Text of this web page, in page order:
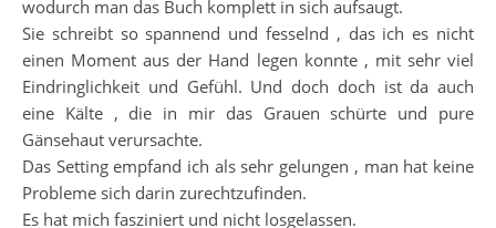
wodurch man das Buch komplett in sich aufsaugt.
Sie schreibt so spannend und fesselnd , das ich es nicht
einen Moment aus der Hand legen konnte , mit sehr viel
Eindringlichkeit und Gefühl. Und doch doch ist da auch
eine Kälte , die in mir das Grauen schürte und pure
Gänsehaut verursachte.
Das Setting empfand ich als sehr gelungen , man hat keine
Probleme sich darin zurechtzufinden.
Es hat mich fasziniert und nicht losgelassen.